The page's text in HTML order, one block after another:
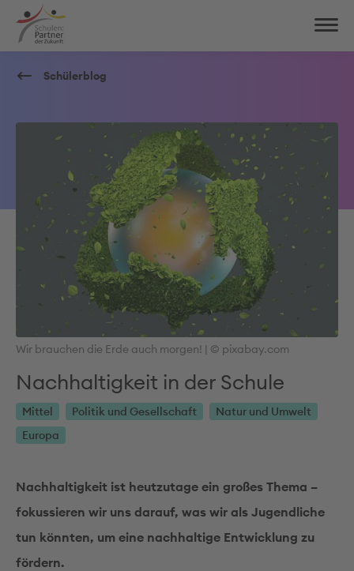
Schülerblog
Wir brauchen die Erde auch morgen! | © pixabay.com
Nachhaltigkeit in der Schule
Mittel Politik und Gesellschaft
Natur und Umwelt
Europa
Nachhaltigkeit ist heutzutage ein großes Thema –
fokussieren wir uns darauf, was wir als Jugendliche
tun könnten, um eine nachhaltige Entwicklung zu
fördern.